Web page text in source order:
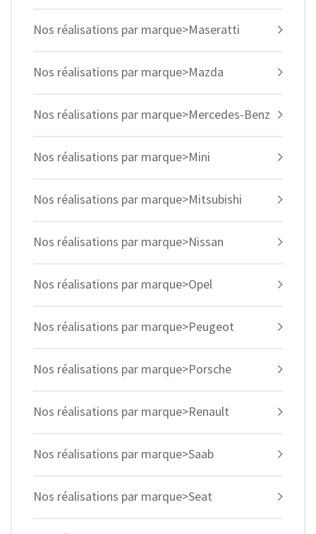
Nos réalisations par marque>Maseratti
Nos réalisations par marque>Mazda
Nos réalisations par marque>Mercedes-Benz
Nos réalisations par marque>Mini
Nos réalisations par marque>Mitsubishi
Nos réalisations par marque>Nissan
Nos réalisations par marque>Opel
Nos réalisations par marque>Peugeot
Nos réalisations par marque>Porsche
Nos réalisations par marque>Renault
Nos réalisations par marque>Saab
Nos réalisations par marque>Seat